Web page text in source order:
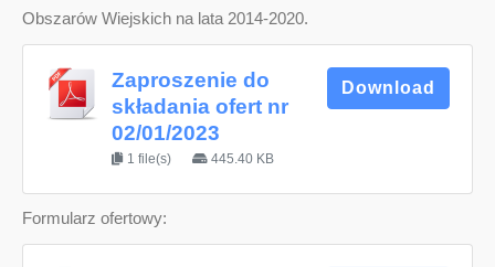
Obszarów Wiejskich na lata 2014-2020.
Zaproszenie do
składania ofert nr
02/01/2023
1 file(s) 445.40 KB
Download
Formularz ofertowy: